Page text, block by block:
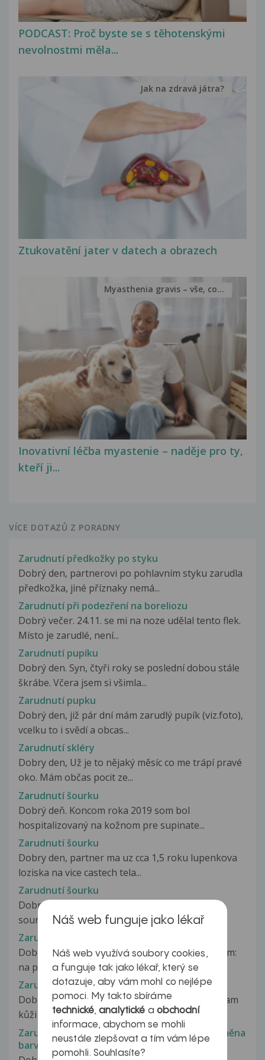
PODCAST: Proč byste se s těhotenskými
nevolnostmi měla...
Ztukovatění jater v datech a obrazech
Jak na zdravá játra?
Inovativní léčba myastenie – naděje pro ty,
kteří ji...
Myasthenia gravis – vše, co...
VÍCE DOTAZŮ Z PORADNY
Zarudnutí předkožky po styku
Dobrý den, partnerovi po pohlavním styku zarudla
předkožka, jiné příznaky nemá...
Zarudnutí při podezření na boreliozu
Dobrý večer. 24.11. se mi na noze udělal tento flek.
Místo je zarudlé, není...
Zarudnutí pupíku
Dobrý den. Syn, čtyři roky se poslední dobou stále
škrábe. Včera jsem si všimla...
Zarudnutí pupku
Dobrý den, již pár dní mám zarudlý pupík (viz.foto),
vcelku to i svědí a obcas...
Zarudnutí skléry
Dobry den, Už je to nějaký měsíc co me trápí pravé
oko. Mám občas pocit ze...
Zarudnutí šourku
Dobrý deň. Koncom roka 2019 som bol
hospitalizovaný na kožnom pre supinate...
Zarudnutí šourku
Dobry den, partner ma uz cca 1,5 roku lupenkova
loziska na vice castech tela...
Zarudnutí šourku
Dobry den,mam dotaz na cervenani,zarudnuti
sourku ,je to ruzne pres den barva...
Zarudnutí šourku
Dobrý den, prosím o radu s intimním problémem:
na pokožce šourku se v únoru...
Zarudnutí šourku a vyražky
Dobry den, mam taky problem už delší dobu mam
kůži na varlatech začervenalu,...
Zarudnutí špičky penisu, pálení při močení, změna
barvy spermatu
Náš web funguje jako lékař
Náš web využívá soubory cookies,
a funguje tak jako lékař, který se
dotazuje, aby vám mohl co nejlépe
pomoci. My takto sbíráme
technické,analytické a obchodní
informace, abychom se mohli
neustále zlepšovat a tím vám lépe
pomohli. Souhlasíte?